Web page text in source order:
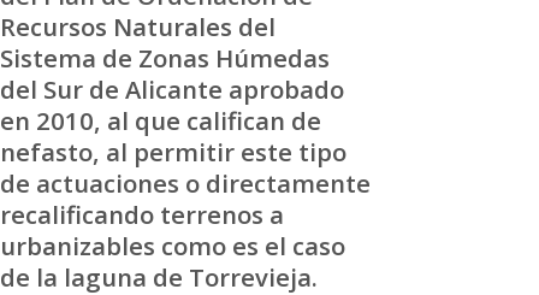
Recursos Naturales del
Sistema de Zonas Húmedas
del Sur de Alicante aprobado
en 2010, al que califican de
nefasto, al permitir este tipo
de actuaciones o directamente
recalificando terrenos a
urbanizables como es el caso
de la laguna de Torrevieja.